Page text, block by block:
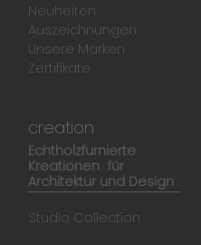
Neuheiten
Auszeichnungen
Unsere Marken
Zertifikate
creation
Echtholzfurnierte
Kreationen für
Architektur und Design
Studio Collection